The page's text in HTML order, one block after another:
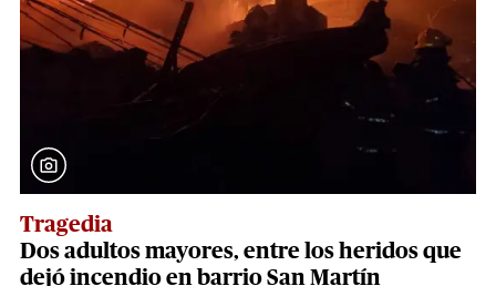
Tragedia
Dos adultos mayores, entre los heridos que
dejó incendio en barrio San Martín